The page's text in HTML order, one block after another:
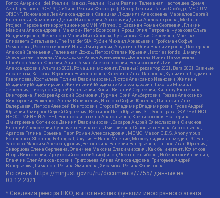
Голос Америки, Idel.Реалии, Кавказ.Реалии, Крым.Реалии, Телеканал Настоящее Время,
Azatliq Radiosi, PCE/PC, Сибирь.Реалии, Фактограф, Север.Реалии, Радио Свобода, MEDIUM-
ORIENT, Пономарев Лев Александрович, Савицкая Людмила Алексеевна, Маркелов Сергей
Евгеньевич, Камалягин Денис Николаевич, Апахончич Дарья Александровна, Medusa
Project, Первое антикоррупционное СМИ, VTimes.io, Баданин Роман Сергеевич, Гликин
Максим Александрович, Маняхин Петр Борисович, Ярош Юлия Петровна, Чуракова Ольга
Владимировна, Железнова Мария Михайловна, Лукьянова Юлия Сергеевна, Маетная
Елизавета Витальевна, The Insider SIA, Рубин Михаил Аркадьевич, Гройсман Софья
Романовна, Рождественский Илья Дмитриевич, Апухтина Юлия Владимировна, Постернак
Алексей Евгеньевич, Телеканал Дождь, Петров Степан Юрьевич, Istories fonds, Шмагун
Олеся Валентиновна, Мароховская Алеся Алексеевна, Долинина Ирина Николаевна,
Шлейнов Роман Юрьевич, Анин Роман Александрович, Великовский Дмитрий
Александрович, Альтаир 2021, Ромашки монолит, Главный редактор 2021, Вега 2021, Важные
иноагенты, Каткова Вероника Вячеславовна, Карезина Инна Павловна, Кузьмина Людмила
Гавриловна, Костылева Полина Владимировна, Лютов Александр Иванович, Жилкин
Владимир Владимирович, Жилинский Владимир Александрович, Тихонов Михаил
Сергеевич, Пискунов Сергей Евгеньевич, Ковин Виталий Сергеевич, Кильтау Екатерина
Викторовна, Любарев Аркадий Ефимович, Гурман Юрий Альбертович, Грезев Александр
Викторович, Важенков Артем Валерьевич, Иванова София Юрьевна, Пигалкин Илья
Валерьевич, Петров Алексей Викторович, Егоров Владимир Владимирович, Гусев Андрей
Юрьевич, Смирнов Сергей Сергеевич, Верзилов Петр Юрьевич, ЗП, Зона права, ЖУРНАЛИСТ-
ИНОСТРАННЫЙ АГЕНТ, Вольтская Татьяна Анатольевна, Клепиковская Екатерина
Дмитриевна, Сотников Даниил Владимирович, Захаров Андрей Вячеславович, Симонов
Евгений Алексеевич, Сурначева Елизавета Дмитриевна, Соловьева Елена Анатольевна,
Арапова Галина Юрьевна, Перл Роман Александрович, МЕМО, Mason G.E.S. Anonymous
Foundation, Stichting Bellingcat, Якутия – Наше Мнение, Москоу диджитал медиа, РС-Балт,
Заговора Максим Александрович, Ветошкина Валерия Валерьевна, Павлов Иван Юрьевич,
Скворцова Елена Сергеевна, Оленичев Максим Владимирович, Как бы инагент, Кочетков
Игорь Викторович, Иркутский союз библиофилов, Честные выборы, Нобелевский призыв,
Еланчик Олег Александрович, Григорьева Алина Александровна, Григорьев Андрей
Валерьевич , Гималова Регина Эмилевна, Хисамова Регина Фаритовна
Источник: https://minjust.gov.ru/ru/documents/7755/ данные на
03.12.2021
* Сведения реестра НКО, выполняющих функции иностранного агента: